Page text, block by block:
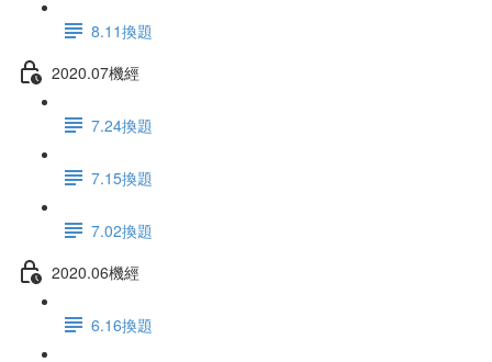
8.11換題
2020.07機經
7.24換題
7.15換題
7.02換題
2020.06機經
6.16換題